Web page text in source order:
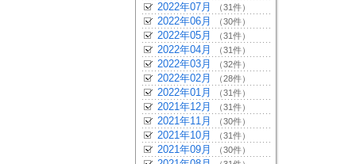
2022年07月 （31件）
2022年06月 （30件）
2022年05月 （31件）
2022年04月 （31件）
2022年03月 （32件）
2022年02月 （28件）
2022年01月 （31件）
2021年12月 （31件）
2021年11月 （30件）
2021年10月 （31件）
2021年09月 （30件）